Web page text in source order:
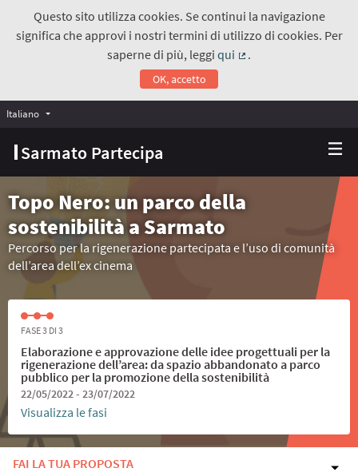
Questo sito utilizza cookies. Se continui la navigazione
significa che approvi i nostri termini di utilizzo di cookies. Per
saperne di più, leggiqui
.
OK, accetto
Sarmato Partecipa
Italiano Choose language
Topo Nero: un parco della
sostenibilità a Sarmato
Percorso per la rigenerazione partecipata e l’uso di comunità
dell’area dell’ex cinema
FASE 3 DI 3
Elaborazione e approvazione delle idee progettuali per la
rigenerazione dell’area: da spazio abbandonato a parco
pubblico per la promozione della sostenibilità
22/05/2022 - 23/07/2022
Visualizza le fasi
FAI LA TUA PROPOSTA